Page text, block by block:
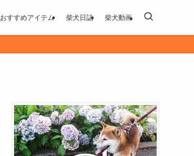
おすすめアイテム 柴犬日誌 柴犬動画